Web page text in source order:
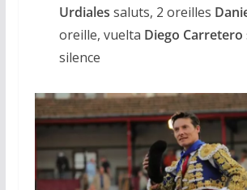
Urdiales saluts, 2 oreilles
oreille, vuelta Diego Carretero
silence